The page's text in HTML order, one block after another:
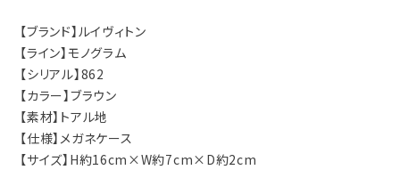
【ブランド】ルイヴィトン
【ライン】モノグラム
【シリアル】862
【カラー】ブラウン
【素材】トアル地
【仕様】メガネケース
【サイズ】H約16cm×W約7cm×D約2cm